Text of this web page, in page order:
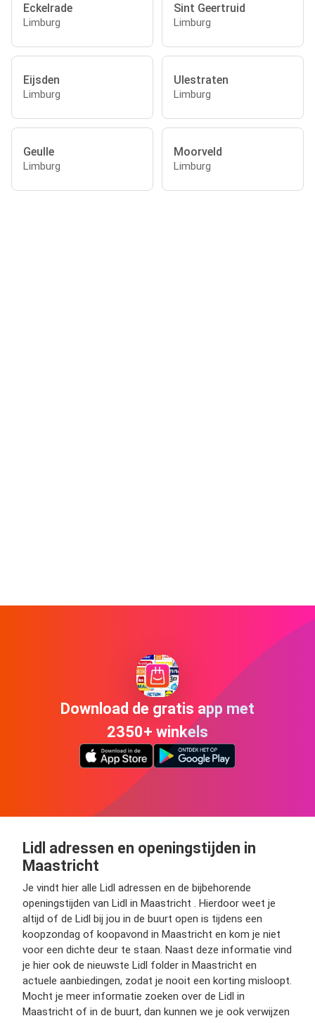
Eckelrade
Limburg
Sint Geertruid
Limburg
Eijsden
Limburg
Ulestraten
Limburg
Geulle
Limburg
Moorveld
Limburg
Download de gratis app met
2350+ winkels
Lidl adressen en openingstijden in
Maastricht
Je vindt hier alle Lidl adressen en de bijbehorende
openingstijden van Lidl in Maastricht . Hierdoor weet je
altijd of de Lidl bij jou in de buurt open is tijdens een
koopzondag of koopavond in Maastricht en kom je niet
voor een dichte deur te staan. Naast deze informatie vind
je hier ook de nieuwste Lidl folder in Maastricht en
actuele aanbiedingen, zodat je nooit een korting misloopt.
Mocht je meer informatie zoeken over de Lidl in
Maastricht of in de buurt, dan kunnen we je ook verwijzen